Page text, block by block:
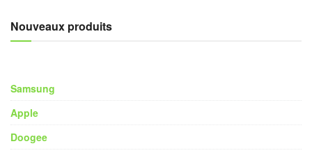
Nouveaux produits
Samsung
Apple
Doogee